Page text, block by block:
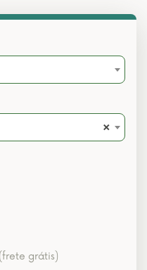
×
(frete grátis)